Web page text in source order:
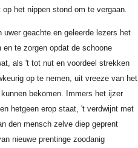
het nippen stond om te vergaan.
geachte en geleerde lezers het
te zorgen opdat de schoone
als 't tot nut en voordeel strekken
op te nemen, uit vreeze van het
bekomen. Immers het ijzer
hetgeen erop staat, 't verdwijnt met
den mensch zelve diep geprent
nieuwe prentinge zoodanig